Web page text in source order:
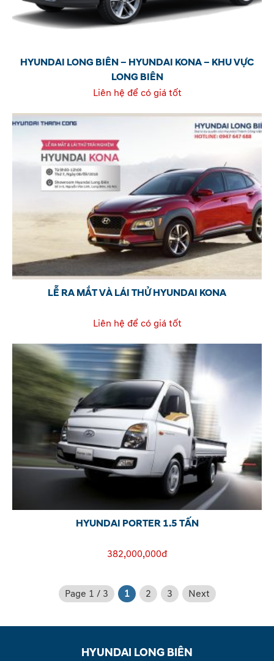
HYUNDAI LONG BIÊN – HYUNDAI KONA – KHU VỰC
LONG BIÊN
Liên hệ để có giá tốt
LỄ RA MẮT VÀ LÁI THỬ HYUNDAI KONA
Liên hệ để có giá tốt
HYUNDAI PORTER 1.5 TẤN
382,000,000đ
Page 1 / 3 1 2 3 Next
HYUNDAI LONG BIÊN